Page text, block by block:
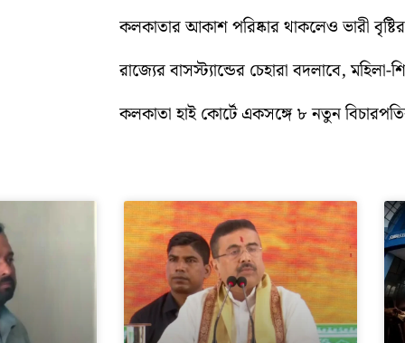
কলকাতার আকাশ পরিষ্কার থাকলেও ভারী
রাজ্যের বাসস্ট্যান্ডের চেহারা বদলাবে,
কলকাতা হাই কোর্টে একসঙ্গে ৮ নতুন